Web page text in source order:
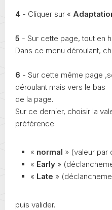
4 - Cliquer sur «
5 - Sur cette page, tout en
Dans ce menu déroulant,
6 - Sur cette même page
déroulant mais vers le bas
de la page.
Sur ce dernier, choisir la
préférence:
« normal » (valeur par
« Early »
« Late »
puis valider.